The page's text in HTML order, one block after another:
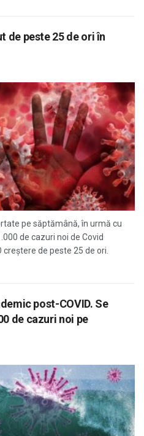
de peste 25 de ori în
pe săptămână, în urmă cu
de cazuri noi de Covid
de peste 25 de ori.
post-COVID. Se
de cazuri noi pe